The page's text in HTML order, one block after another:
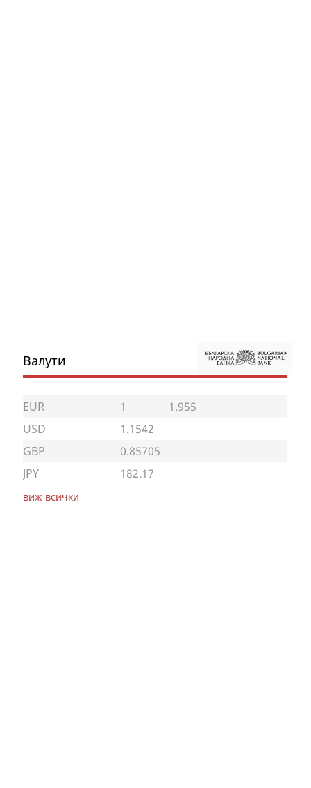
Валути
EUR 1
1.955
USD
1.1542
GBP
0.85705
JPY
182.17
виж всички